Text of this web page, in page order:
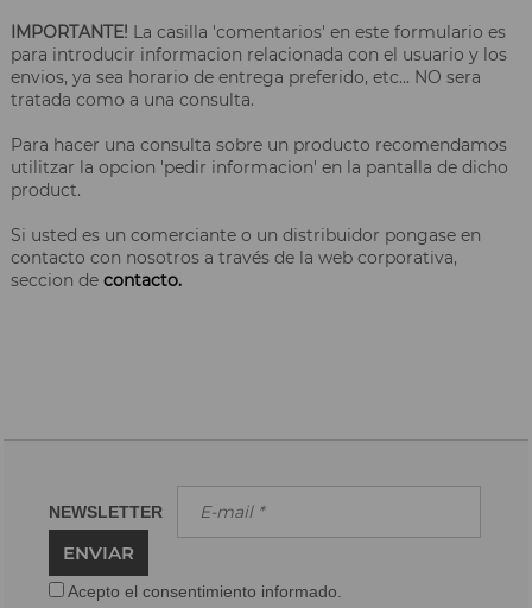
IMPORTANTE! La casilla 'comentarios' en este formulario es
para introducir informacion relacionada con el usuario y los
envios, ya sea horario de entrega preferido, etc... NO sera
tratada como a una consulta.
Para hacer una consulta sobre un producto recomendamos
utilitzar la opcion 'pedir informacion' en la pantalla de dicho
product.
Si usted es un comerciante o un distribuidor pongase en
contacto con nosotros a través de la web corporativa,
seccion de contacto.
NEWSLETTER
ENVIAR
Acepto el consentimiento informado.